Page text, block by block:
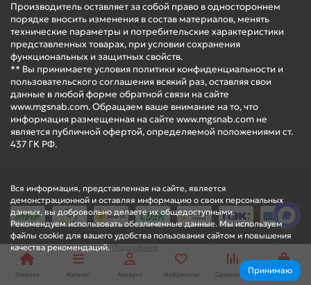
Вся информация, представленная на сайте, является
демонстрационной и оставляя информацию о своих персональных
данных, вы добровольно делаете их общедоступными.
Рекомендуем использовать обезличенные данные. Мы используем
файлы cookie для вашего удобства пользования сайтом и повышения
качества рекомендаций.Подробнее
Принимаю
Производитель оставляет за собой право в одностороннем
порядке вносить изменения в состав материалов, менять
технические параметры и потребительские характеристики
представленных товарах, при условии сохранения
функциональных и защитных свойств.
** Вы принимаете условия политики конфиденциальности и
пользовательского соглашения всякий раз, оставляя свои
данные в любой форме обратной связи на сайте
www.mgsnab.com. Обращаем ваше внимание на то, что
информация размещенная на сайте www.mgsnab.com не
является публичной офертой, определяемой положениями ст.
437 ГК РФ.
Главная Каталог Аккаунт Избранное Сравнение Корзина